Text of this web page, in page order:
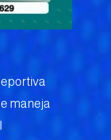
maneja